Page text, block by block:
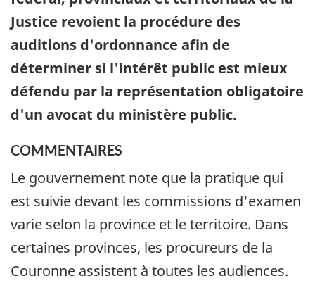
Justice revoient la procédure des
auditions d'ordonnance afin de
déterminer si l'intérêt public est mieux
défendu par la représentation obligatoire
d'un avocat du ministère public.
COMMENTAIRES
Le gouvernement note que la pratique qui
est suivie devant les commissions d'examen
varie selon la province et le territoire. Dans
certaines provinces, les procureurs de la
Couronne assistent à toutes les audiences.